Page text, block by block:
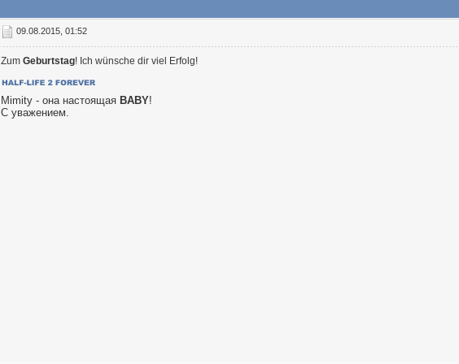
09.08.2015, 01:52
Zum Geburtstag! Ich wünsche dir viel Erfolg!
Mimity - она настоящая BABY!
C уважением.